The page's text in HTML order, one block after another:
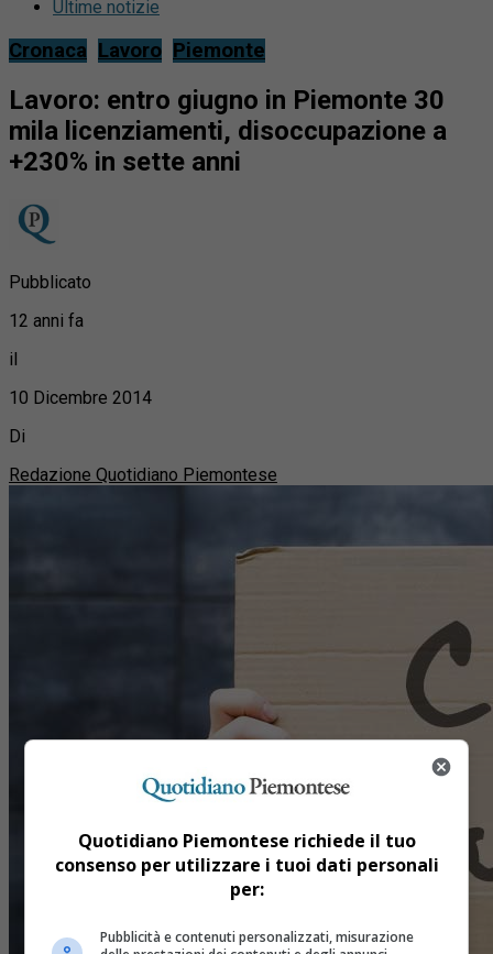
Ultime notizie
Cronaca Lavoro Piemonte
Lavoro: entro giugno in Piemonte 30
mila licenziamenti, disoccupazione a
+230% in sette anni
Pubblicato
12 anni fa
il
10 Dicembre 2014
Di
Redazione Quotidiano Piemontese
Quotidiano Piemontese richiede il tuo
consenso per utilizzare i tuoi dati personali
per:
Pubblicità e contenuti personalizzati, misurazione